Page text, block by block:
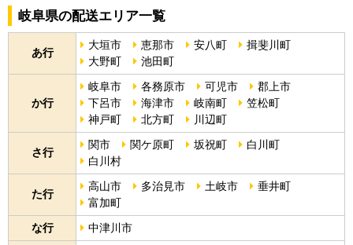
岐阜県の配送エリア一覧
あ行
大垣市 恵那市 安八町
揖斐川町
大野町
池田町
か行
岐阜市 各務原市 可児市
郡上市
下呂市
海津市 岐南町
笠松町
神戸町
北方町 川辺町
さ行
関市 関ケ原町 坂祝町
白川町
白川村
た行
高山市 多治見市 土岐市
垂井町
富加町
な行 中津川市